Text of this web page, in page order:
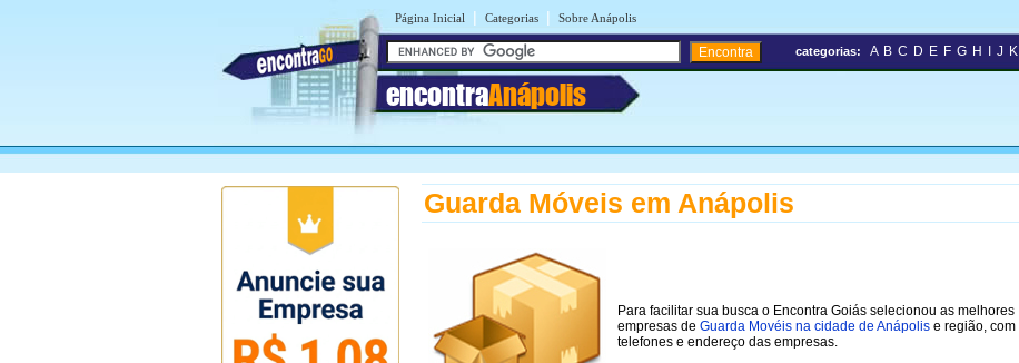
Página Inicial | Categorias | Sobre Anápolis
encontraAnápolis
categorias: A B C D E F G H J K
Guarda Móveis em Anápolis
Para facilitar sua busca o Encontra Goiás selecionou as melhores
empresas de Guarda Movéis na cidade de Anápolis e região, com
telefones e endereço das empresas.